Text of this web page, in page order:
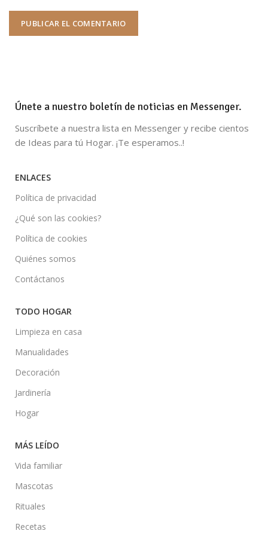
Únete a nuestro boletín de noticias en Messenger.
Suscríbete a nuestra lista en Messenger y recibe cientos
de Ideas para tú Hogar. ¡Te esperamos..!
ENLACES
Política de privacidad
¿Qué son las cookies?
Política de cookies
Quiénes somos
Contáctanos
TODO HOGAR
Limpieza en casa
Manualidades
Decoración
Jardinería
Hogar
MÁS LEÍDO
Vida familiar
Mascotas
Rituales
Recetas